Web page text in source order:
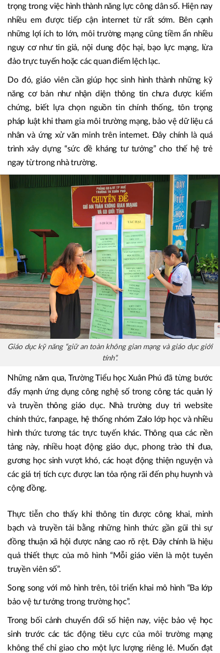
trọng trong việc hình thành năng lực công dân số. Hiện nay
nhiều em được tiếp cận internet từ rất sớm. Bên cạnh
những lợi ích to lớn, môi trường mạng cũng tiềm ẩn nhiều
nguy cơ như tin giả, nội dung độc hại, bạo lực mạng, lừa
đảo trực tuyến hoặc các quan điểm lệch lạc.
Do đó, giáo viên cần giúp học sinh hình thành những kỹ
năng cơ bản như nhận diện thông tin chưa được kiểm
chứng, biết lựa chọn nguồn tin chính thống, tôn trọng
pháp luật khi tham gia môi trường mạng, bảo vệ dữ liệu cá
nhân và ứng xử văn minh trên internet. Đây chính là quá
trình xây dựng “sức đề kháng tư tưởng” cho thế hệ trẻ
ngay từ trong nhà trường.
Giáo dục kỹ năng “giữ an toàn không gian mạng và giáo dục giới
tính”.
Những năm qua, Trường Tiểu học Xuân Phú đã từng bước
đẩy mạnh ứng dụng công nghệ số trong công tác quản lý
và truyền thông giáo dục. Nhà trường duy trì website
chính thức, fanpage, hệ thống nhóm Zalo lớp học và nhiều
hình thức tương tác trực tuyến khác. Thông qua các nền
tảng này, nhiều hoạt động giáo dục, phong trào thi đua,
gương học sinh vượt khó, các hoạt động thiện nguyện và
các giá trị tích cực được lan tỏa rộng rãi đến phụ huynh và
cộng đồng.
Thực tiễn cho thấy khi thông tin được công khai, minh
bạch và truyền tải bằng những hình thức gần gũi thì sự
đồng thuận xã hội được nâng cao rõ rệt. Đây chính là hiệu
quả thiết thực của mô hình “Mỗi giáo viên là một tuyên
truyền viên số”.
Song song với mô hình trên, tôi triển khai mô hình “Ba lớp
bảo vệ tư tưởng trong trường học”.
Trong bối cảnh chuyển đổi số hiện nay, việc bảo vệ học
sinh trước các tác động tiêu cực của môi trường mạng
không thể chỉ giao cho một lực lượng riêng lẻ. Muốn đạt